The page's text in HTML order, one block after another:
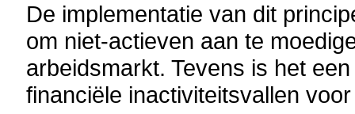
De implementatie van dit
om niet-actieven aan te
arbeidsmarkt. Tevens is het
financiële inactiviteitsvallen